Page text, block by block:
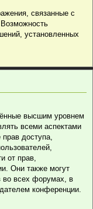
связанные с
установленных
высшим уровнем
всеми аспектами
доступа,
от прав,
Они также могут
во всех форумах, в
конференции.